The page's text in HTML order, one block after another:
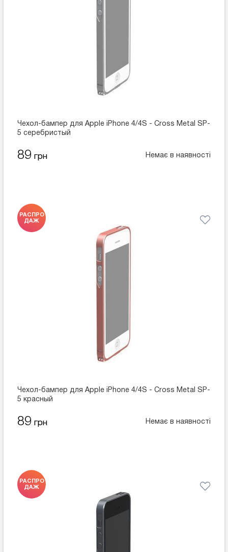
Чехол-бампер для Apple iPhone 4/4S - Cross Metal SP-
5 серебристый
89 грн Немає в наявності
РАСПРО
ДАЖ
Чехол-бампер для Apple iPhone 4/4S - Cross Metal SP-
5 красный
89 грн Немає в наявності
РАСПРО
ДАЖ